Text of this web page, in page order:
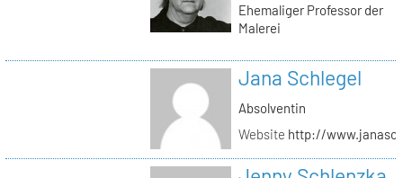
Ehemaliger Professor der
Malerei
Jana Schlegel
Absolventin
Website http://